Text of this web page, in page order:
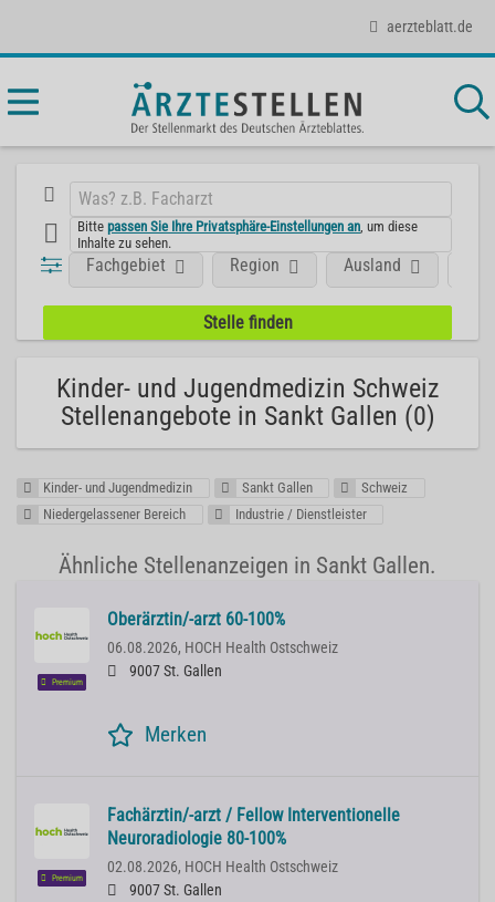
aerzteblatt.de
Bittepassen Sie Ihre Privatsphäre-Einstellungen an , um diese
Inhalte zu sehen.
Fachgebiet Region Ausland
Kinder- und Jugendmedizin Schweiz
Stellenangebote in Sankt Gallen (0)
Kinder- und Jugendmedizin Sankt Gallen
Schweiz
Niedergelassener Bereich
Industrie / Dienstleister
Ähnliche Stellenanzeigen in Sankt Gallen.
Premium
Oberärztin/-arzt 60-100%
06.08.2026, HOCH Health Ostschweiz
9007 St. Gallen
Merken
Premium
Fachärztin/-arzt / Fellow Interventionelle
Neuroradiologie 80-100%
02.08.2026, HOCH Health Ostschweiz
9007 St. Gallen